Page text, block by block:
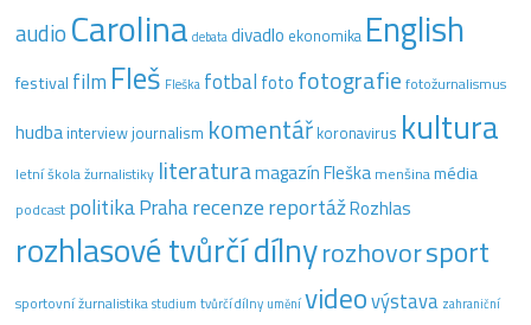
audio Carolina debata divadlo ekonomika English
festival film Fleš Fleška fotbal foto fotografie fotožurnalismus
hudba interview journalism komentář koronavirus kultura
letní škola žurnalistiky literaturamagazín Fleška menšinamédia
podcast politikaPraharecenzereportážRozhlas
rozhlasové tvůrčí dílnyrozhovorsport
sportovní žurnalistika studium tvůrčí dílny uměnívideovýstava zahraniční